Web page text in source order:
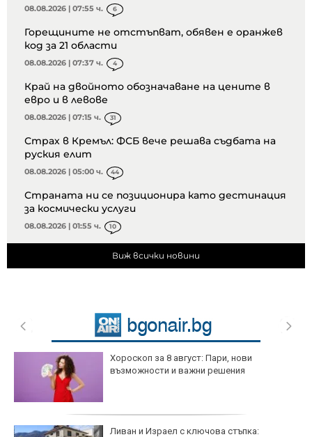
08.08.2026 | 07:55 ч. 6
Горещините не отстъпват, обявен е оранжев
код за 21 области
08.08.2026 | 07:37 ч. 4
Край на двойното обозначаване на цените в
евро и в левове
08.08.2026 | 07:15 ч. 31
Страх в Кремъл: ФСБ вече решава съдбата на
руския елит
08.08.2026 | 05:00 ч. 44
Страната ни се позиционира като дестинация
за космически услуги
08.08.2026 | 01:55 ч. 10
Виж всички новини
Хороскоп за 8 август: Пари, нови
възможности и важни решения
Ливан и Израел с ключова стъпка: